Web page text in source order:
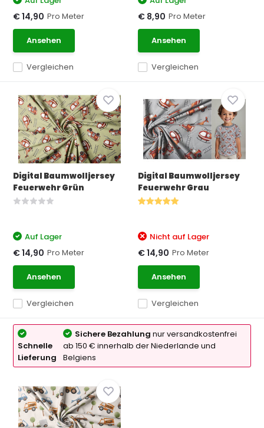
Vergleichen
€ 14,90 Pro Meter
Ansehen
Vergleichen
€ 8,90 Pro Meter
Ansehen
Digital Baumwolljersey
Feuerwehr Grün
Vergleichen
Auf Lager
€ 14,90 Pro Meter
Ansehen
Digital Baumwolljersey
Feuerwehr Grau
Vergleichen
Nicht auf Lager
€ 14,90 Pro Meter
Ansehen
Schnelle
Lieferung
Sichere Bezahlung nur versandkostenfrei
ab 150 € innerhalb der Niederlande und
Belgiens